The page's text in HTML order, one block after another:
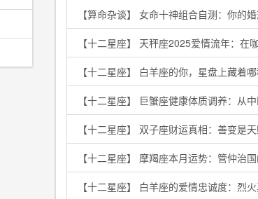
【算命杂谈】 女命十神组合自测：你的
【十二星座】 天秤座2025爱情流年：在
【十二星座】 白羊座的你，星盘上藏着
【十二星座】 巨蟹座健康体质调养：从
【十二星座】 双子座财运真相：善变是
【十二星座】 摩羯座本月运势：管仲治
【十二星座】 白羊座的爱情忠诚度：烈